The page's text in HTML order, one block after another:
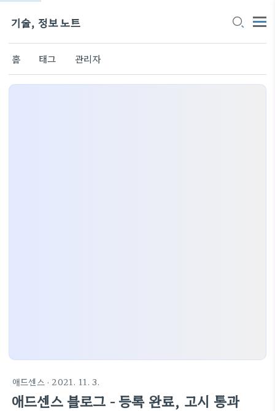
기술, 정보 노트
홈 태그 관리자
애드센스· 2021. 11. 3.
애드센스 블로그 - 등록 완료, 고시 통과